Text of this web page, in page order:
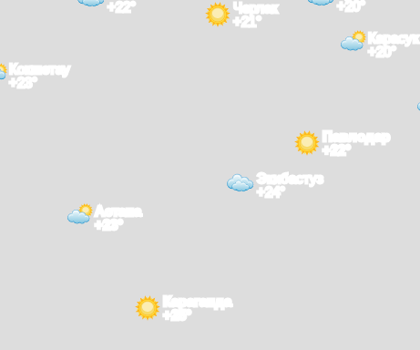
Астана
+23°
Караганда
+25°
Павлодар
+22°
Кокшетау
+23°
Экибастуз
+24°
Карасук
+20°
+20°
Черлак
+21°
+22°